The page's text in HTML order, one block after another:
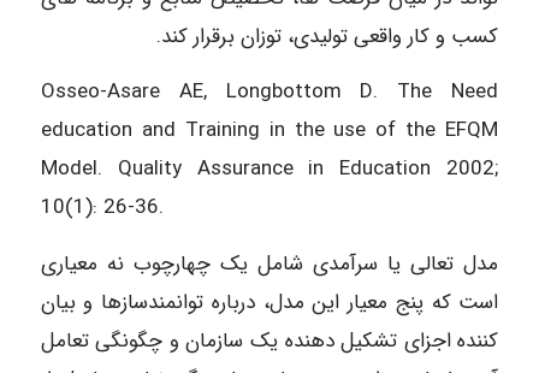
کسب و کار واقعی تولیدی، توزان برقرار کند.
Osseo-Asare AE, Longbottom D. The Need
education and Training in the use of the EFQM
Model. Quality Assurance in Education 2002;
10(1): 26-36.
مدل تعالی یا سرآمدی شامل یک چهارچوب نه معیاری
است که پنج معیار این مدل، درباره توانمندسازها و بیان
کننده اجزای تشکیل دهنده یک سازمان و چگونگی تعامل